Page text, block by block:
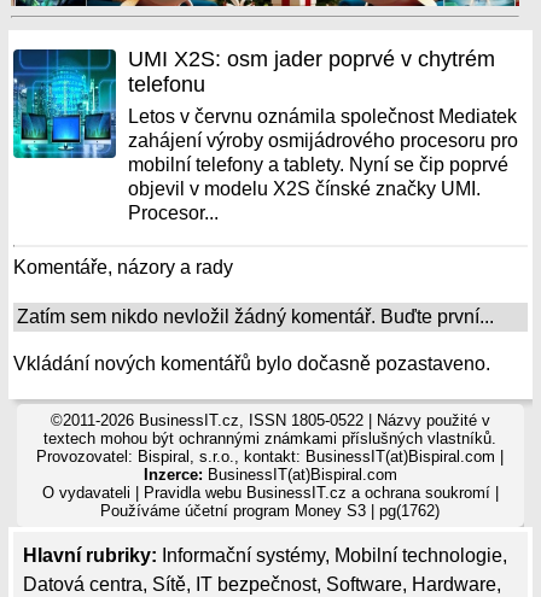
Hlavní rubriky: Informační systémy, Mobilní technologie,
Datová centra, Sítě, IT bezpečnost, Software, Hardware,
UMI X2S: osm jader poprvé v chytrém
telefonu
Letos v červnu oznámila společnost Mediatek
zahájení výroby osmijádrového procesoru pro
mobilní telefony a tablety. Nyní se čip poprvé
objevil v modelu X2S čínské značky UMI.
Procesor...
Komentáře, názory a rady
Zatím sem nikdo nevložil žádný komentář. Buďte první...
Vkládání nových komentářů bylo dočasně pozastaveno.
©2011-2026 BusinessIT.cz, ISSN 1805-0522 | Názvy použité v
textech mohou být ochrannými známkami příslušných vlastníků.
Provozovatel: Bispiral, s.r.o., kontakt: BusinessIT(at)Bispiral.com |
Inzerce: BusinessIT(at)Bispiral.com
O vydavateli
Pravidla webu BusinessIT.cz a ochrana soukromí|
Používámeúčetní program Money S3 | pg(1762)